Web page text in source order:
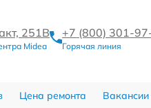
251В
Midea
+7 (800) 301-
Горячая линия
Цена ремонта Вакансии